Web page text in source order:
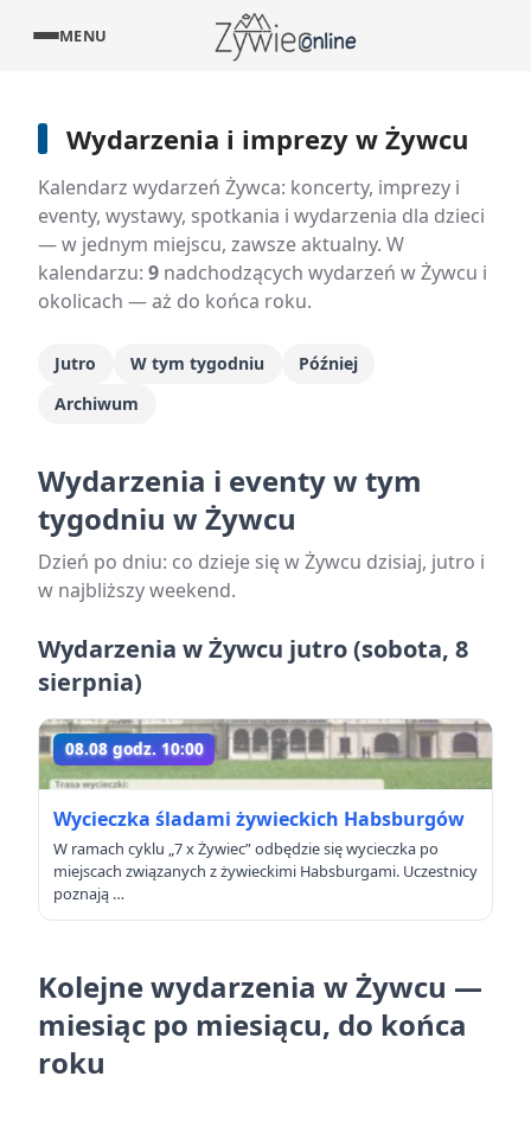
MENU
Wydarzenia i imprezy w Żywcu
Kalendarz wydarzeń Żywca: koncerty, imprezy i
eventy, wystawy, spotkania i wydarzenia dla dzieci
— w jednym miejscu, zawsze aktualny. W
kalendarzu: 9 nadchodzących wydarzeń w Żywcu i
okolicach — aż do końca roku.
Jutro W tym tygodniu
Później
Archiwum
Wydarzenia i eventy w tym
tygodniu w Żywcu
Dzień po dniu: co dzieje się w Żywcu dzisiaj, jutro i
w najbliższy weekend.
Wydarzenia w Żywcu jutro(sobota, 8
sierpnia)
08.08 godz. 10:00
Wycieczka śladami żywieckich Habsburgów
W ramach cyklu „7 x Żywiec” odbędzie się wycieczka po
miejscach związanych z żywieckimi Habsburgami. Uczestnicy
poznają …
Kolejne wydarzenia w Żywcu —
miesiąc po miesiącu, do końca
roku